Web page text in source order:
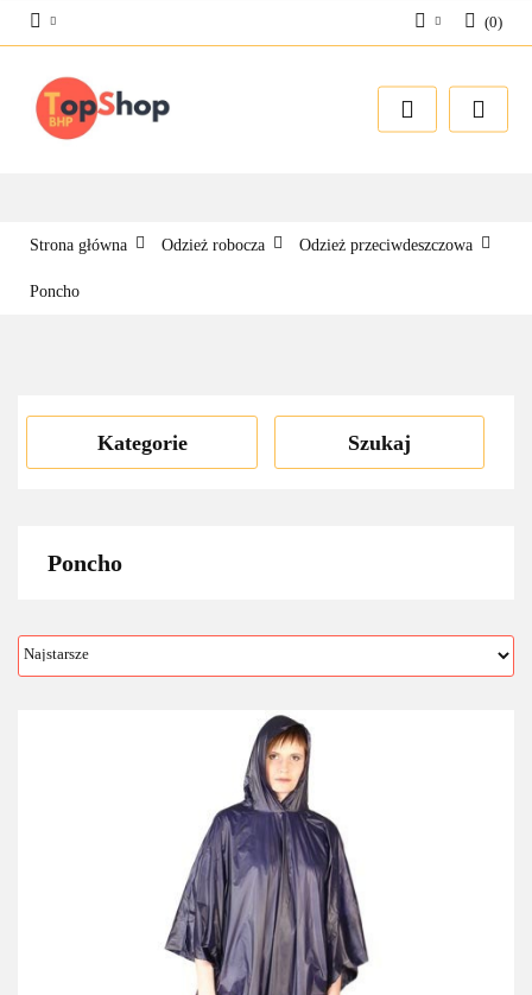
Zarejestruj się
(0)
Strona główna Odzież robocza Odzież przeciwdeszczowa
Poncho
Kategorie Szukaj
Poncho